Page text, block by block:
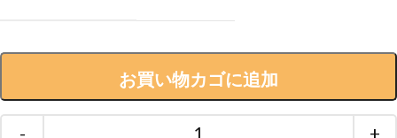
お買い物カゴに追加